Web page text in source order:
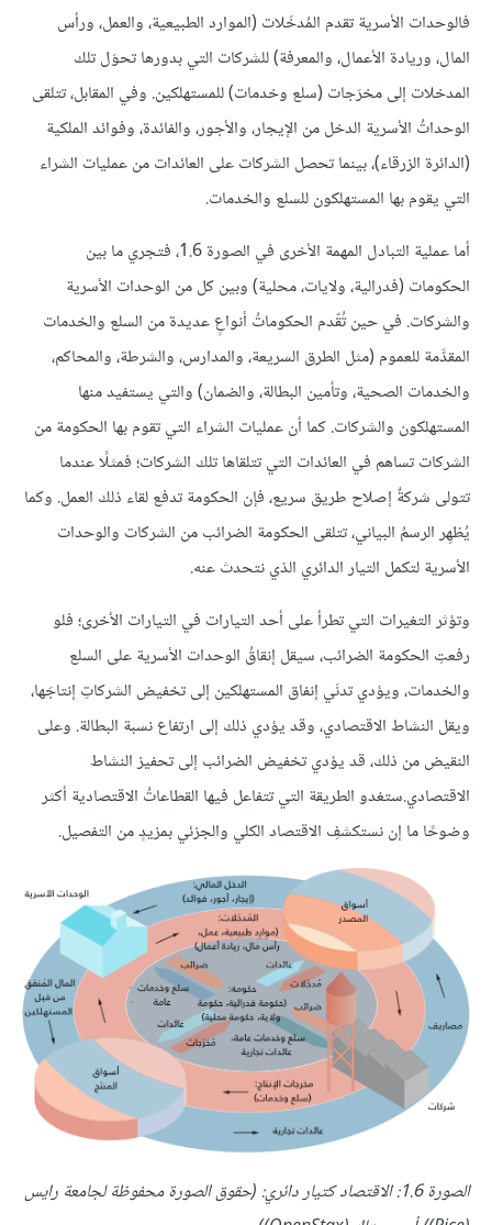
فالوحدات الأسرية تقدم المُدخَلات (الموارد الطبيعية، والعمل، ورأس
المال، وريادة الأعمال، والمعرفة) للشركات التي بدورها تحوَل تلك
المدخلات إلى مخرَجات (سلع وخدمات) للمستهلكين. وفي المقابل، تتلقى
الوحداتُ الأسرية الدخل من الإيجار، والأجور، والفائدة، وفوائد الملكية
(الدائرة الزرقاء)، بينما تحصل الشركات على العائدات من عمليات الشراء
التي يقوم بها المستهلكون للسلع والخدمات.
أما عملية التبادل المهمة الأخرى في الصورة 1.6، فتجري ما بين
الحكومات (فدرالية، ولايات، محلية) وبين كل من الوحدات الأسرية
والشركات. في حين تُقّدم الحكوماتُ أنواعٍ عديدة من السلع والخدمات
المقدَّمة للعموم (مثل الطرق السريعة، والمدارس، والشرطة، والمحاكم،
والخدمات الصحية، وتأمين البطالة، والضمان) والتي يستفيد منها
المستهلكون والشركات. كما أن عمليات الشراء التي تقوم بها الحكومة من
الشركات تساهم في العائدات التي تتلقاها تلك الشركات؛ فمثلًا عندما
تتولى شركةٌ إصلاح طريق سريع، فإن الحكومة تدفع لقاء ذلك العمل. وكما
يُظهِر الرسمُ البياني، تتلقى الحكومة الضرائب من الشركات والوحدات
الأسرية لتكمل التيار الدائري الذي نتحدث عنه.
وتؤثر التغيرات التي تطرأ على أحد التيارات في التيارات الأخرى؛ فلو
رفعتِ الحكومة الضرائب، سيقل إنقاقُ الوحدات الأسرية على السلع
والخدمات، ويؤدي تدنَي إنفاق المستهلكين إلى تخفيض الشركاتِ إنتاجَها،
ويقل النشاط الاقتصادي، وقد يؤدي ذلك إلى ارتفاع نسبة البطالة. وعلى
النقيض من ذلك، قد يؤدي تخفيض الضرائب إلى تحفيز النشاط
الاقتصادي.ستغدو الطريقة التي تتفاعل فيها القطاعاتُ الاقتصادية أكثر
وضوحًا ما إن نستكشفِ الاقتصاد الكلي والجزئي بمزيدٍ من التفصيل.
الصورة 1.6: الاقتصاد كتيار دائري: (حقوق الصورة محفوظة لجامعة رايس